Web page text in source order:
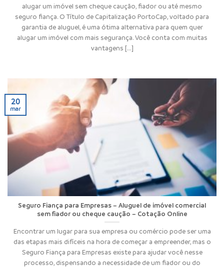
alugar um imóvel sem cheque caução, fiador ou até mesmo
seguro fiança. O Título de Capitalização PortoCap, voltado para
garantia de aluguel, é uma ótima alternativa para quem quer
alugar um imóvel com mais segurança. Você conta com muitas
vantagens [...]
Seguro Fiança para Empresas – Aluguel de imóvel comercial
sem fiador ou cheque caução – Cotação Online
Encontrar um lugar para sua empresa ou comércio pode ser uma
das etapas mais difíceis na hora de começar a empreender, mas o
Seguro Fiança para Empresas existe para ajudar você nesse
processo, dispensando a necessidade de um fiador ou do
20
mar